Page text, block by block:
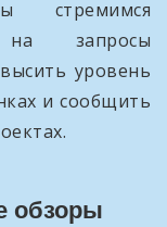
стремимся
на запросы
уровень
и сообщить
обзоры